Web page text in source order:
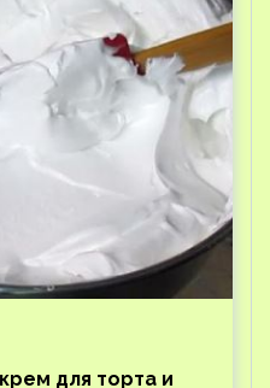
для торта и